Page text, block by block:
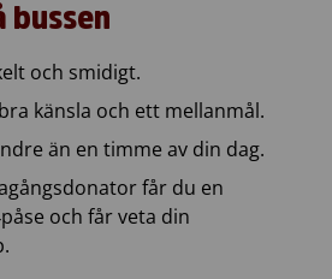
bussen
och smidigt.
känsla och ett mellanmål.
än en timme av din dag.
får du en
och får veta din